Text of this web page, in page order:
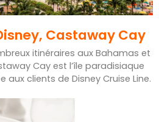
Castaway Cay
itinéraires aux Bahamas et
Cay est l’île paradisiaque
aux clients de Disney Cruise Line.